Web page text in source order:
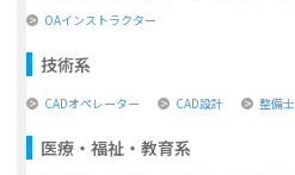
OAインストラクター
技術系
CADオペレーター CAD設計 整備士
医療・福祉・教育系